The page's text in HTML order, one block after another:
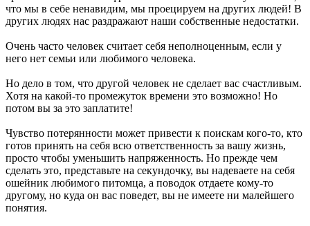
что мы в себе ненавидим, мы проецируем на других людей! В
других людях нас раздражают наши собственные недостатки.
Очень часто человек считает себя неполноценным, если у
него нет семьи или любимого человека.
Но дело в том, что другой человек не сделает вас счастливым.
Хотя на какой-то промежуток времени это возможно! Но
потом вы за это заплатите!
Чувство потерянности может привести к поискам кого-то, кто
готов принять на себя всю ответственность за вашу жизнь,
просто чтобы уменьшить напряженность. Но прежде чем
сделать это, представьте на секундочку, вы надеваете на себя
ошейник любимого питомца, а поводок отдаете кому-то
другому, но куда он вас поведет, вы не имеете ни малейшего
понятия.